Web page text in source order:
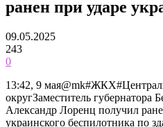
ранен при ударе
09.05.2025
243
0
13:42, 9
округЗаместитель губернатора
Александр Лоренц получил
украинского беспилотника по